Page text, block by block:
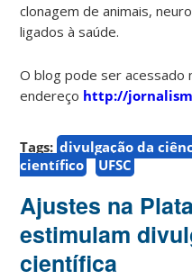
clonagem de animais,
ligados à saúde.
O blog pode ser acessado
endereço http://
Tags: divulgação da
científico
UFSC
Ajustes na
estimulam
científica